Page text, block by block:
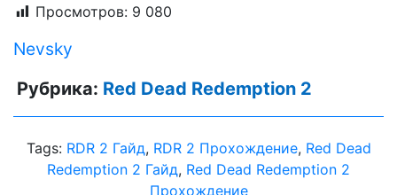
Просмотров: 9 080
Nevsky
Рубрика: Red Dead Redemption 2
Tags: RDR 2 Гайд, RDR 2 Прохождение, Red Dead
Redemption 2 Гайд, Red Dead Redemption 2
Прохождение